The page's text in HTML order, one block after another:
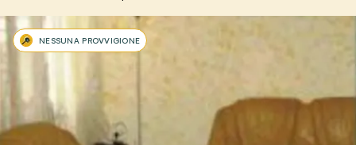
NESSUNA PROVVIGIONE